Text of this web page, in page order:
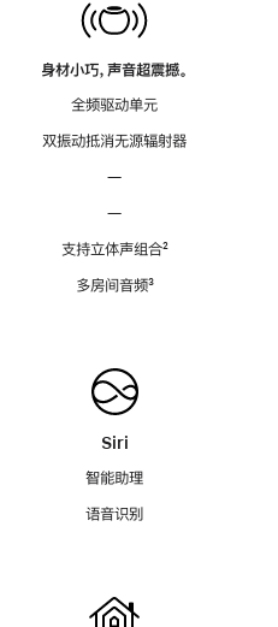
身材小巧，声音超震撼。
全频驱动单元
双振动抵消无源辐射器
—
—
支持立体声组合脚
²
多房间音频脚
³
Siri
智能助理
语音识别